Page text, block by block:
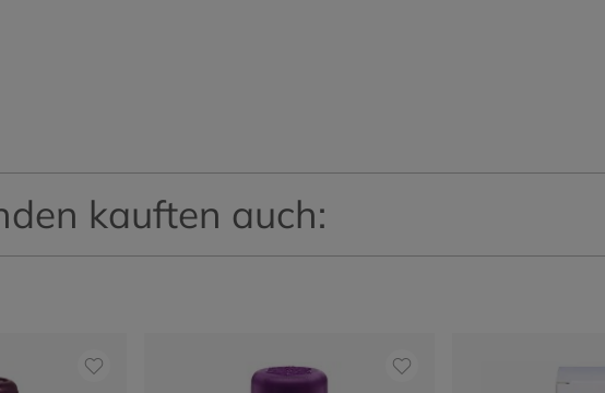
kauften auch: